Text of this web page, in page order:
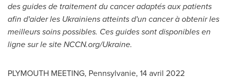
des guides de traitement du cancer adaptés aux patients
afin d'aider les Ukrainiens atteints d'un cancer à obtenir les
meilleurs soins possibles. Ces guides sont disponibles en
ligne sur le site NCCN.org/Ukraine.
PLYMOUTH MEETING, Pennsylvanie, 14 avril 2022